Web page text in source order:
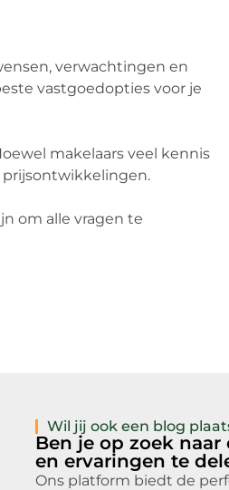
verwachtingen en
vastgoedopties voor je
makelaars veel kennis
om alle vragen te
Wil jij ook een blog
Ben je op zoek
en ervaringen te
Ons platform biedt de